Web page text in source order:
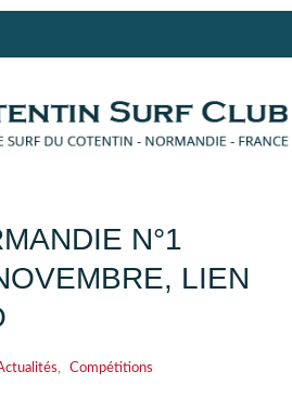
N°1
LIEN
Compétitions